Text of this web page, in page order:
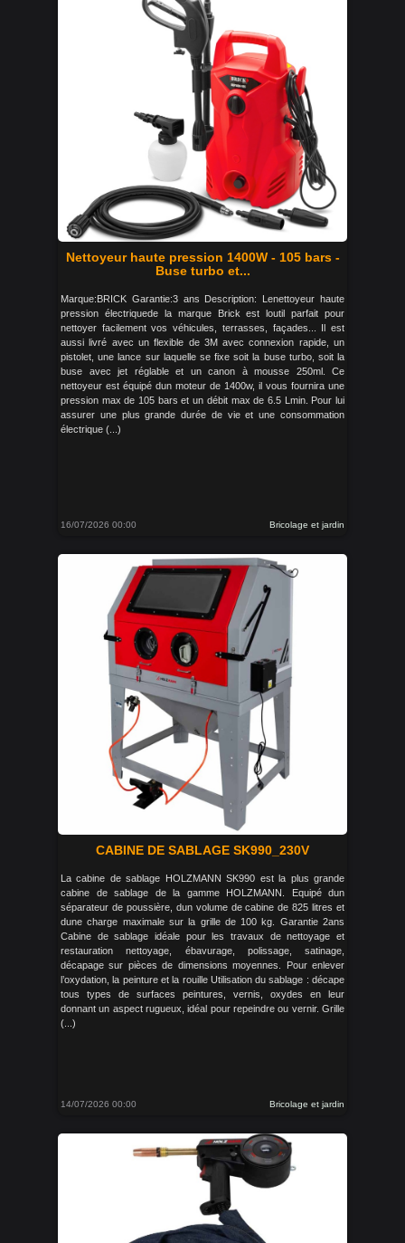
Nettoyeur haute pression 1400W - 105 bars -
Buse turbo et...
Marque:BRICK Garantie:3 ans Description: Lenettoyeur haute
pression électriquede la marque Brick est loutil parfait pour
nettoyer facilement vos véhicules, terrasses, façades... Il est
aussi livré avec un flexible de 3M avec connexion rapide, un
pistolet, une lance sur laquelle se fixe soit la buse turbo, soit la
buse avec jet réglable et un canon à mousse 250ml. Ce
nettoyeur est équipé dun moteur de 1400w, il vous fournira une
pression max de 105 bars et un débit max de 6.5 Lmin. Pour lui
assurer une plus grande durée de vie et une consommation
électrique (...)
16/07/2026 00:00 Bricolage et jardin
CABINE DE SABLAGE SK990_230V
La cabine de sablage HOLZMANN SK990 est la plus grande
cabine de sablage de la gamme HOLZMANN. Equipé dun
séparateur de poussière, dun volume de cabine de 825 litres et
dune charge maximale sur la grille de 100 kg. Garantie 2ans
Cabine de sablage idéale pour les travaux de nettoyage et
restauration nettoyage, ébavurage, polissage, satinage,
décapage sur pièces de dimensions moyennes. Pour enlever
l’oxydation, la peinture et la rouille Utilisation du sablage : décape
tous types de surfaces peintures, vernis, oxydes en leur
donnant un aspect rugueux, idéal pour repeindre ou vernir. Grille
(...)
14/07/2026 00:00 Bricolage et jardin